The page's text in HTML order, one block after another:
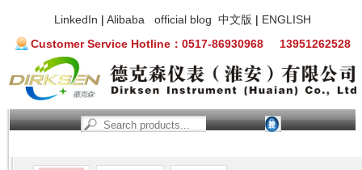
LinkedIn | Alibaba official blog 中文版 | ENGLISH
Customer Service Hotline：0517-86930968 13951262528